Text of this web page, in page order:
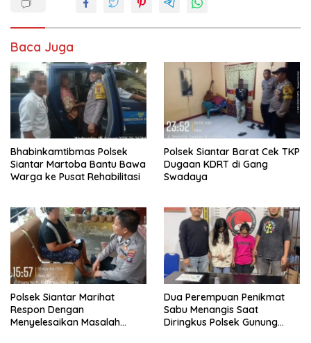
Baca Juga
Bhabinkamtibmas Polsek
Siantar Martoba Bantu Bawa
Warga ke Pusat Rehabilitasi
Polsek Siantar Barat Cek TKP
Dugaan KDRT di Gang
Swadaya
Polsek Siantar Marihat
Respon Dengan
Menyelesaikan Masalah
Dua Perempuan Penikmat
Sabu Menangis Saat
Diringkus Polsek Gunung